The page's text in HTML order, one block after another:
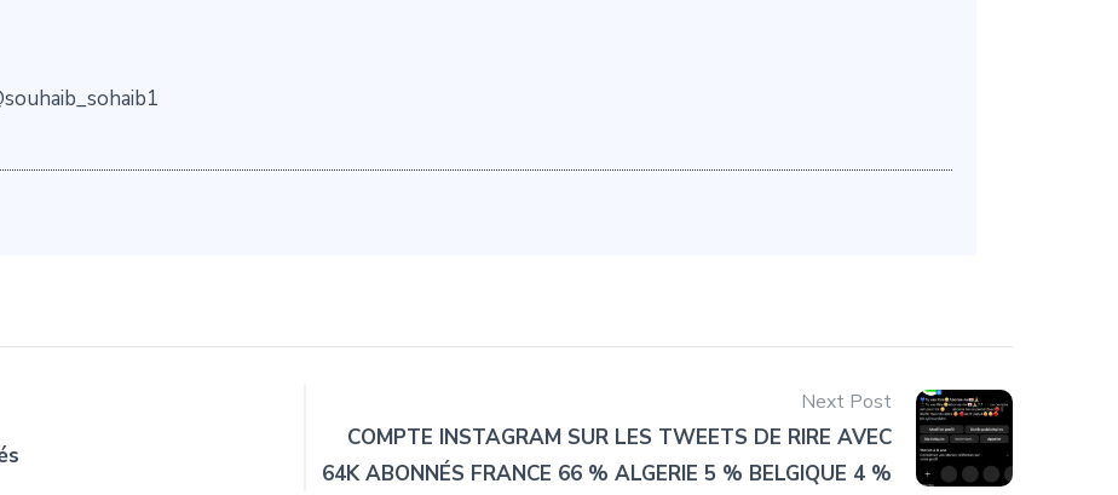
Next Post
COMPTE INSTAGRAM SUR LES TWEETS DE RIRE AVEC
64K ABONNÉS FRANCE 66 % ALGERIE 5 % BELGIQUE 4 %